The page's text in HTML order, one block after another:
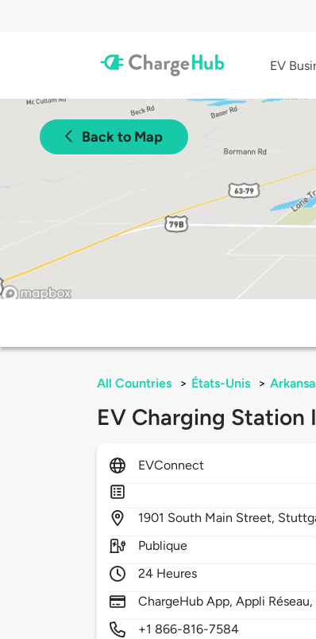
EV
Back to Map
All Countries > États-Unis >
EV Charging Station
EVConnect
1901 South Main Street,
Publique
24 Heures
ChargeHub App, Appli Réseau,
+1 866-816-7584